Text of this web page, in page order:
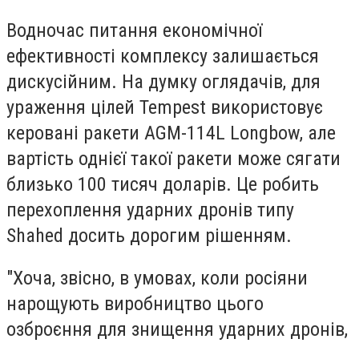
Водночас питання економічної
ефективності комплексу залишається
дискусійним. На думку оглядачів, для
ураження цілей Tempest використовує
керовані ракети AGM-114L Longbow, але
вартість однієї такої ракети може сягати
близько 100 тисяч доларів. Це робить
перехоплення ударних дронів типу
Shahed досить дорогим рішенням.
"Хоча, звісно, в умовах, коли росіяни
нарощують виробництво цього
озброєння для знищення ударних дронів,